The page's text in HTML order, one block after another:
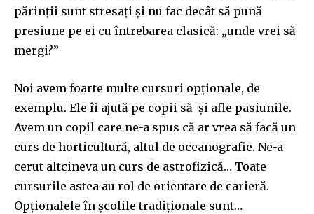
părinții sunt stresați și nu fac decât să pună
presiune pe ei cu întrebarea clasică: „unde vrei să
mergi?”
Noi avem foarte multe cursuri opționale, de
exemplu. Ele îi ajută pe copii să-și afle pasiunile.
Avem un copil care ne-a spus că ar vrea să facă un
curs de horticultură, altul de oceanografie. Ne-a
cerut altcineva un curs de astrofizică… Toate
cursurile astea au rol de orientare de carieră.
Opționalele în școlile tradiționale sunt…